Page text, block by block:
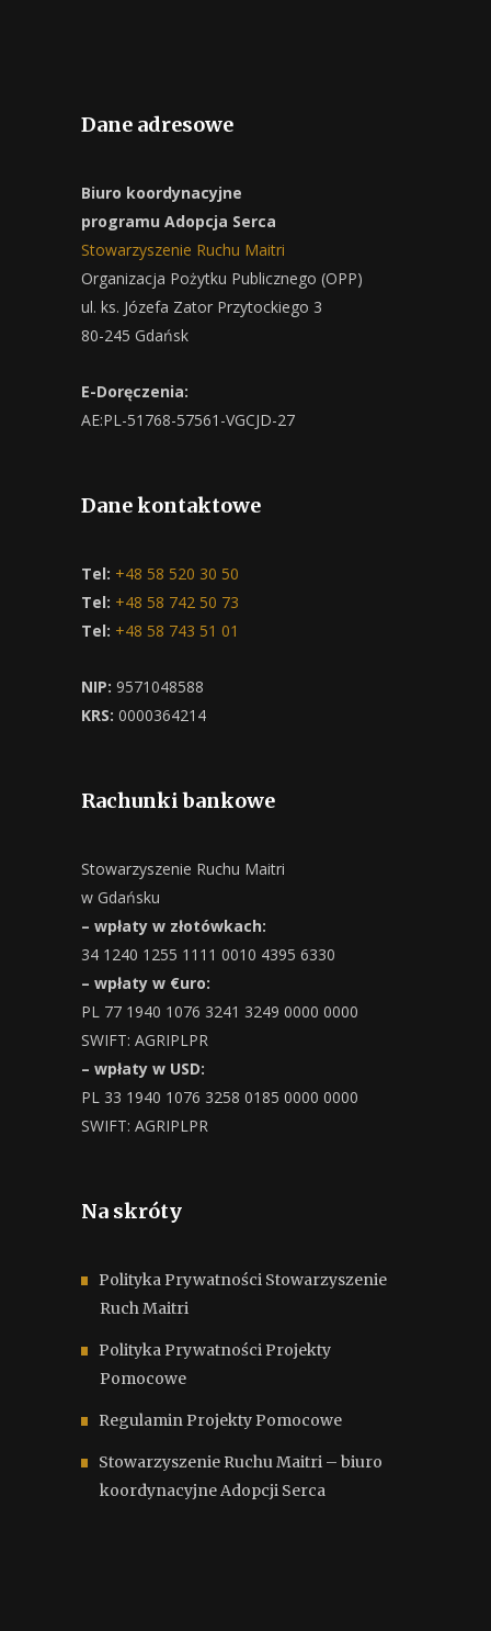
Dane adresowe
Biuro koordynacyjne
programu Adopcja Serca
Stowarzyszenie Ruchu Maitri
Organizacja Pożytku Publicznego (OPP)
ul. ks. Józefa Zator Przytockiego 3
80-245 Gdańsk
E-Doręczenia:
AE:PL-51768-57561-VGCJD-27
Dane kontaktowe
Tel: +48 58 520 30 50
Tel: +48 58 742 50 73
Tel: +48 58 743 51 01
NIP: 9571048588
KRS: 0000364214
Rachunki bankowe
Stowarzyszenie Ruchu Maitri
w Gdańsku
– wpłaty w złotówkach:
34 1240 1255 1111 0010 4395 6330
– wpłaty w €uro:
PL 77 1940 1076 3241 3249 0000 0000
SWIFT: AGRIPLPR
– wpłaty w USD:
PL 33 1940 1076 3258 0185 0000 0000
SWIFT: AGRIPLPR
Na skróty
Polityka Prywatności Stowarzyszenie
Ruch Maitri
Polityka Prywatności Projekty
Pomocowe
Regulamin Projekty Pomocowe
Stowarzyszenie Ruchu Maitri – biuro
koordynacyjne Adopcji Serca